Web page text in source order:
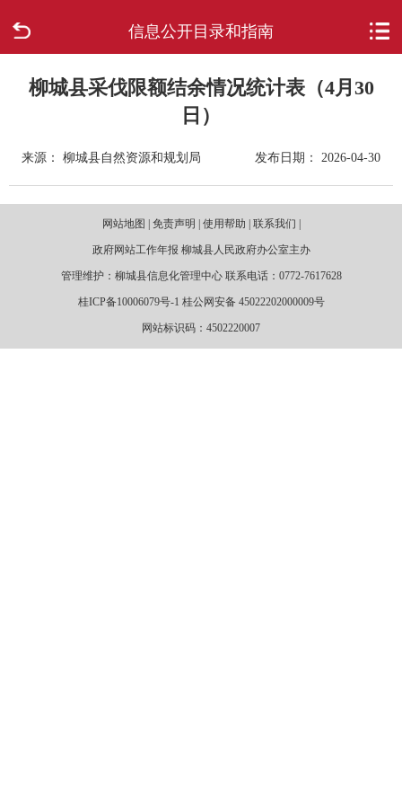
信息公开目录和指南
走进柳城
政府信息公开
互动回应
柳城县采伐限额结余情况统计表（4月30
日）
来源： 柳城县自然资源和规划局 发布日期： 2026-04-30
网站地图 | 免责声明 | 使用帮助 | 联系我们 |
政府网站工作年报 柳城县人民政府办公室主办
管理维护：柳城县信息化管理中心 联系电话：0772-7617628
桂ICP备10006079号-1 桂公网安备 45022202000009号
网站标识码：4502220007